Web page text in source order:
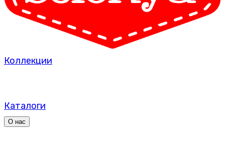
Коллекции
Каталоги
О нас